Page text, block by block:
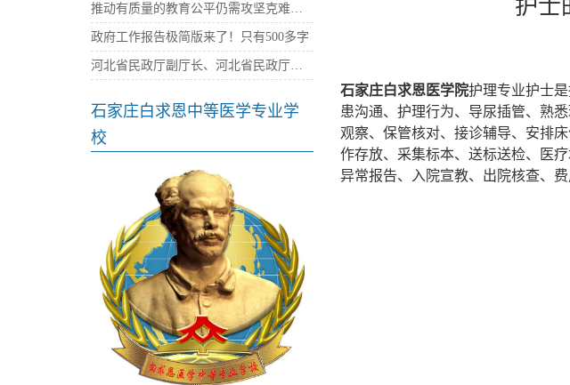
护士
石家庄白求恩医学院护理专业护士
患沟通、护理行为、导尿插管、熟
观察、保管核对、接诊辅导、安排
作存放、采集标本、送标送检、医
异常报告、入院宣教、出院核查、
政府工作报告极简版来了！只有500多字
石家庄白求恩中等医学专业学
校